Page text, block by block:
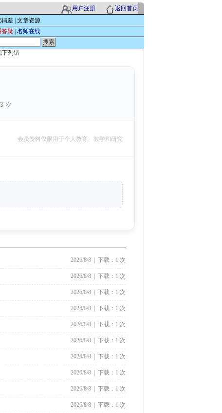
用户注册
返回首页
辅差 文章资源
答疑 名师在线
下列错
次
会员资料仅限用于个人教育、教学和研究
2026/8/8 | 下载：1 次
2026/8/8 | 下载：1 次
2026/8/8 | 下载：1 次
2026/8/8 | 下载：1 次
2026/8/8 | 下载：1 次
2026/8/8 | 下载：1 次
2026/8/8 | 下载：1 次
2026/8/8 | 下载：1 次
2026/8/8 | 下载：1 次
2026/8/8 | 下载：1 次